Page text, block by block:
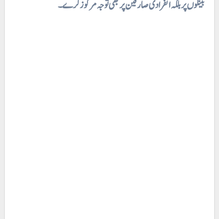
بینکوں پر بلکہ انفرادی صارفین پر بھی توجہ مرکوز کرے۔